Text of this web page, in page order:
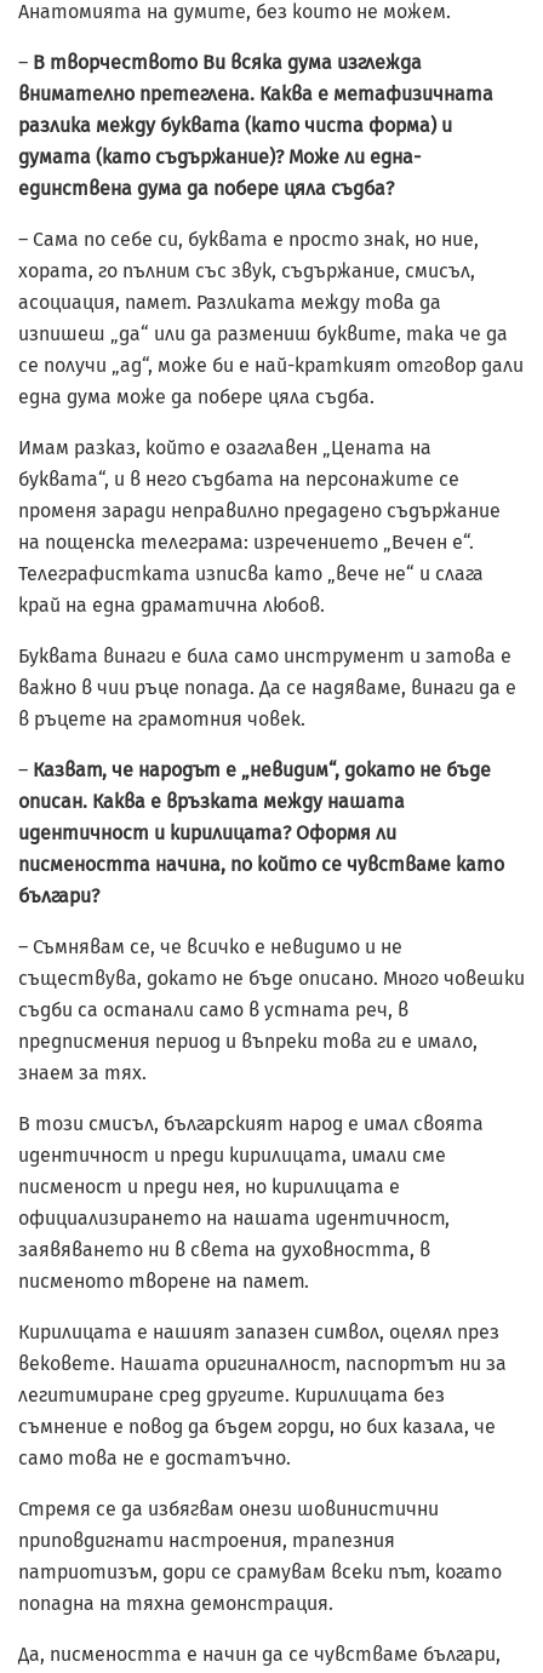
Анатомията на думите, без които не можем.
– В творчеството Ви всяка дума изглежда
внимателно претеглена. Каква е метафизичната
разлика между буквата (като чиста форма) и
думата (като съдържание)? Може ли една-
единствена дума да побере цяла съдба?
– Сама по себе си, буквата е просто знак, но ние,
хората, го пълним със звук, съдържание, смисъл,
асоциация, памет. Разликата между това да
изпишеш „да“ или да размениш буквите, така че да
се получи „ад“, може би е най-краткият отговор дали
една дума може да побере цяла съдба.
Имам разказ, който е озаглавен „Цената на
буквата“, и в него съдбата на персонажите се
променя заради неправилно предадено съдържание
на пощенска телеграма: изречението „Вечен е“.
Телеграфистката изписва като „вече не“ и слага
край на една драматична любов.
Буквата винаги е била само инструмент и затова е
важно в чии ръце попада. Да се надяваме, винаги да е
в ръцете на грамотния човек.
– Казват, че народът е „невидим“, докато не бъде
описан. Каква е връзката между нашата
идентичност и кирилицата? Оформя ли
писмеността начина, по който се чувстваме като
българи?
– Съмнявам се, че всичко е невидимо и не
съществува, докато не бъде описано. Много човешки
съдби са останали само в устната реч, в
предписмения период и въпреки това ги е имало,
знаем за тях.
В този смисъл, българският народ е имал своята
идентичност и преди кирилицата, имали сме
писменост и преди нея, но кирилицата е
официализирането на нашата идентичност,
заявяването ни в света на духовността, в
писменото творене на памет.
Кирилицата е нашият запазен символ, оцелял през
вековете. Нашата оригиналност, паспортът ни за
легитимиране сред другите. Кирилицата без
съмнение е повод да бъдем горди, но бих казала, че
само това не е достатъчно.
Стремя се да избягвам онези шовинистични
приповдигнати настроения, трапезния
патриотизъм, дори се срамувам всеки път, когато
попадна на тяхна демонстрация.
Да, писмеността е начин да се чувстваме българи,